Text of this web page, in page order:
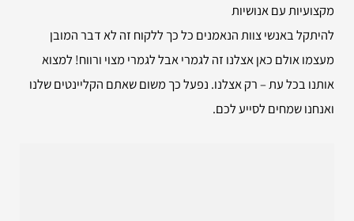
מקצועיות עם אנושיות
להיתקל באנשי צוות הנאמנים כל כך ללקוח זה לא דבר המובן
מעצמו אולם כאן אצלנו זה לגמרי אבל לגמרי מצוי ורווח! למצוא
אותנו בכל עת – רק אצלנו. נפעל כך משום שאתם הקליינטים שלנו
ואנחנו שמחים לסייע לכם.